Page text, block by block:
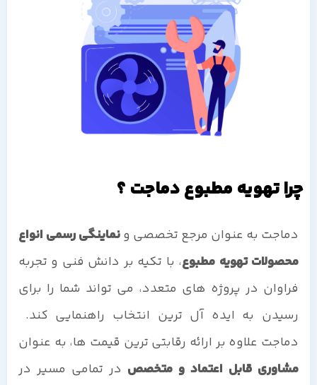
چرا تهویه مطبوع دماجت ؟
دماجت به عنوان مرجع تخصصی ونماینگی رسمی انواع
محصولات تهویه مطبوع، با تکیه بر دانش فنی و تجربه
فراوان در پروژه های متعدد، می تواند شما را برای
رسیدن به ایده آل ترین انتخاب راهنمایی کند.
دماجت علاوه بر ارائه رقابتی ترین قیمت ها، به عنوان
مشاوری قابل اعتماد و متخصص در تمامی مسیر در